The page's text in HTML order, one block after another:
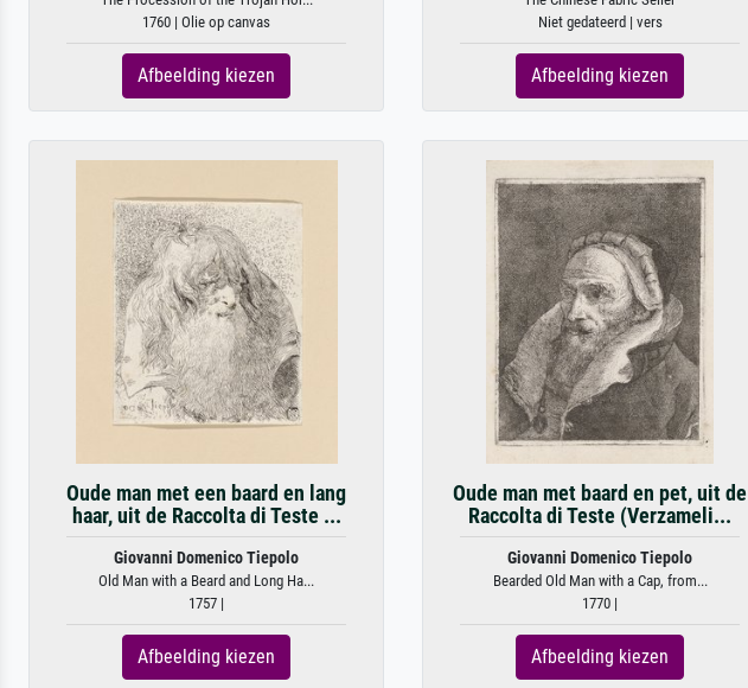
1760 | Olie op canvas
Afbeelding kiezen
Niet gedateerd | vers
Afbeelding kiezen
Oude man met een baard en lang
haar, uit de Raccolta di Teste ...
Giovanni Domenico Tiepolo
Old Man with a Beard and Long Ha...
1757 |
Afbeelding kiezen
Oude man met baard en pet, uit de
Raccolta di Teste (Verzameli...
Giovanni Domenico Tiepolo
Bearded Old Man with a Cap, from...
1770 |
Afbeelding kiezen